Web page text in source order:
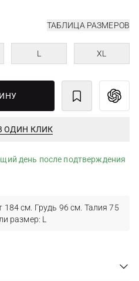
ТАБЛИЦА РАЗМЕРОВ
L XL
ОДИН КЛИК
день после подтверждения
см. Грудь 96 см. Талия 75
размер: L